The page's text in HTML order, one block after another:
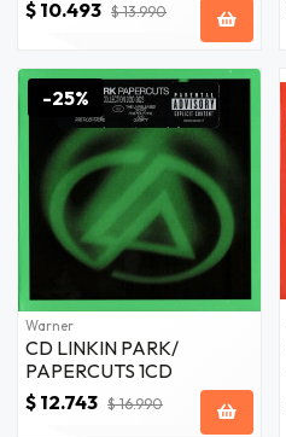
$ 10.493 $ 13.990
-25%
Warner
CD LINKIN PARK/
PAPERCUTS 1CD
$ 12.743 $ 16.990